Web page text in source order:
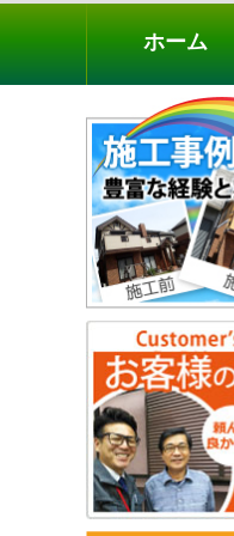
ホーム